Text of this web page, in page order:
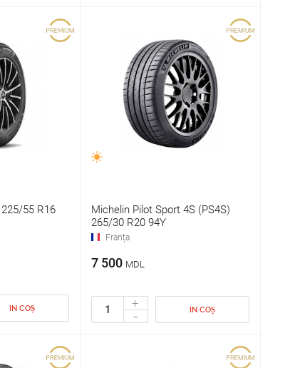
55 R16
IN COȘ
Michelin Pilot Sport 4S (PS4S)
265/30 R20 94Y
Franța
7 500 MDL
+
- IN COȘ